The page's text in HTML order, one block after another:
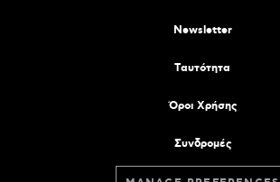
Newsletter
Tαυτότητα
Όροι Χρήσης
Συνδρομές